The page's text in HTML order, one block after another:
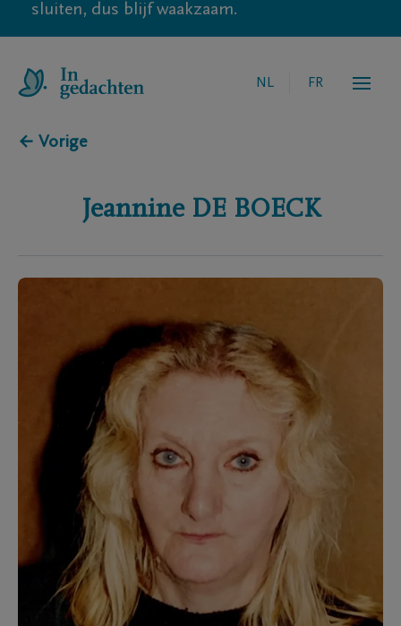
sluiten, dus blijf waakzaam.
NL FR
← Vorige
Jeannine DE BOECK